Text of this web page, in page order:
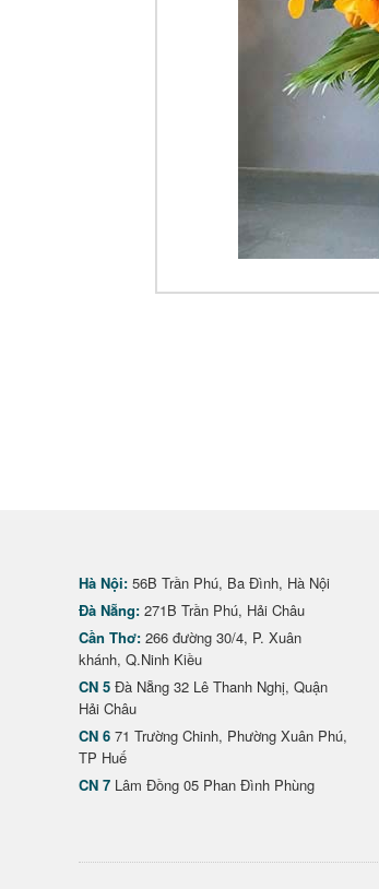
Hà Nội: 56B Trần Phú, Ba Đình, Hà Nội
Đà Nẵng: 271B Trần Phú, Hải Châu
Cần Thơ: 266 đường 30/4, P. Xuân
khánh, Q.Ninh Kiều
CN 5 Đà Nẵng 32 Lê Thanh Nghị, Quận
Hải Châu
CN 6 71 Trường Chinh, Phường Xuân Phú,
TP Huế
CN 7 Lâm Đồng 05 Phan Đình Phùng